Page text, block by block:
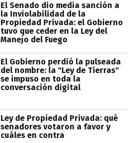
El Senado dio media sanción a
la Inviolabilidad de la
Propiedad Privada: el Gobierno
tuvo que ceder en la Ley del
Manejo del Fuego
El Gobierno perdió la pulseada
del nombre: la "Ley de Tierras"
se impuso en toda la
conversación digital
Ley de Propiedad Privada: qué
senadores votaron a favor y
cuáles en contra